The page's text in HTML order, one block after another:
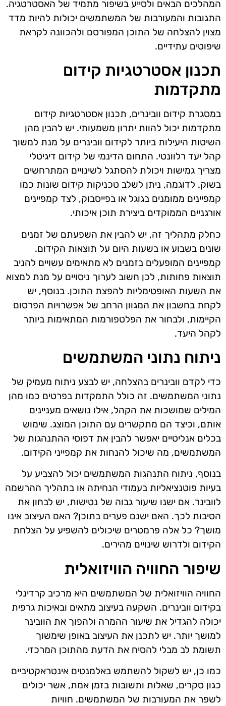
המהלכים הבאים ולסייע בשיפור מתמיד של האסטרטגיה.
התגובות והמעורבות של המשתמשים יכולות להיות מדד
מצוין להצלחה של התוכן המפורסם ולהכוונה לקראת
שיפוטים עתידיים.
תכנון אסטרטגיות קידום
מתקדמות
במסגרת קידום וובינרים, תכנון אסטרטגיות קידום
מתקדמות יכול להוות יתרון משמעותי. יש להבין מהן
השיטות היעילות ביותר לקידום וובינרים על מנת למשוך
קהל יעד רלוונטי. התחום הדינמי של קידום דיגיטלי
מצריך גמישות ויכולת להסתגל לשינויים המתרחשים
בשוק. לדוגמה, ניתן לשלב טכניקות קידום שונות כמו
קמפיינים ממומנים בגוגל או בפייסבוק, לצד קמפיינים
אורגניים הממוקדים ביצירת תוכן איכותי.
כחלק מתהליך זה, יש להבין את השפעתם של זמנים
שונים בשבוע או בשעות היום על תוצאות הקידום.
קמפיינים המופעלים בזמנים לא מתאימים עשויים להניב
תוצאות פחותות, לכן חשוב לערוך ניסויים על מנת למצוא
את השעות האופטימליות להפצת התוכן. בנוסף, יש
לקחת בחשבון את המגוון הרחב של אפשרויות הפרסום
הקיימות, ולבחור את הפלטפורמות המתאימות ביותר
לקהל היעד.
ניתוח נתוני המשתמשים
כדי לקדם וובינרים בהצלחה, יש לבצע ניתוח מעמיק של
נתוני המשתמשים. זה כולל התמקדות בפרטים כמו מהן
המילים שמושכות את הקהל, אילו נושאים מעניינים
אותם, וכיצד הם מתקשרים עם התוכן המוצג. שימוש
בכלים אנליטיים יאפשר להבין את דפוסי ההתנהגות של
המשתמשים, מה שיכול להנחות את קמפייני הקידום.
בנוסף, ניתוח התנהגות המשתמשים יכול להצביע על
בעיות פוטנציאליות בעמודי הנחיתה או בתהליך ההרשמה
לוובינר. אם ישנו שיעור גבוה של נטישות, יש לבחון את
הסיבות לכך. האם ישנם פערים בתוכן? האם העיצוב אינו
מושך? כל אלה פרמטרים שיכולים להשפיע על הצלחת
הקידום ולדרוש שינויים מהירים.
שיפור החוויה הוויזואלית
החוויה הוויזואלית של המשתמשים היא מרכיב קרדינלי
בקידום וובינרים. השקעה בעיצוב מתאים ובאיכות גרפית
יכולה להגדיל את שיעור ההמרה ולהפוך את הוובינר
למושך יותר. יש לתכנן את העיצוב באופן שימשוך
תשומת לב מבלי להסיח את הדעת מהתוכן המרכזי.
כמו כן, יש לשקול להשתמש באלמנטים אינטראקטיביים
כגון סקרים, שאלות ותשובות בזמן אמת, אשר יכולים
לשפר את המעורבות של המשתמשים. חוויות